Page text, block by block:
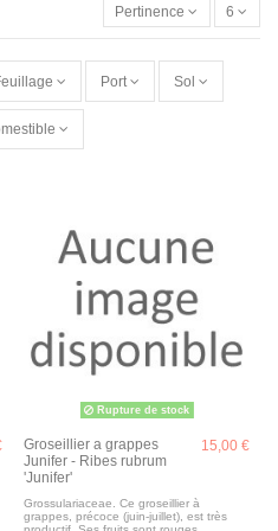
Pertinence 6
Port Sol
Rupture de stock
Groseillier a grappes
Junifer - Ribes rubrum
'Junifer'
15,00 €
Grossulariaceae. Ce groseillier à
grappes, précoce (juin-juillet), est très